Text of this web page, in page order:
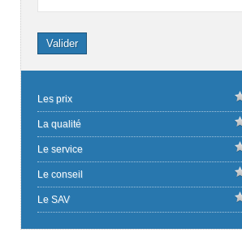
Valider
Les prix
La qualité
Le service
Le conseil
Le SAV